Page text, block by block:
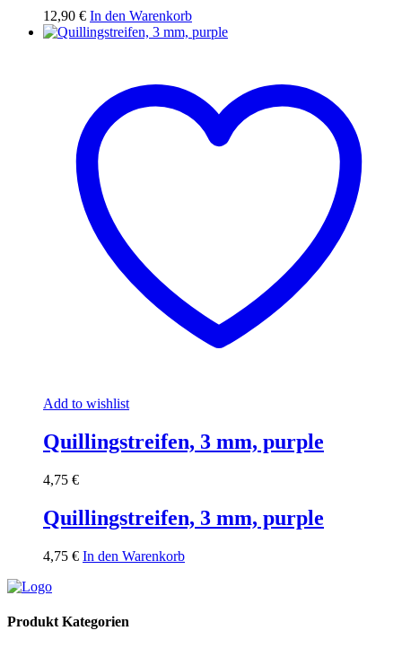
12,90 € In den Warenkorb
Add to wishlist
Quillingstreifen, 3 mm, purple
4,75 €
Quillingstreifen, 3 mm, purple
4,75 € In den Warenkorb
Produkt Kategorien